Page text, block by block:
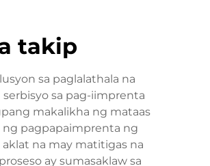
takip
sa paglalathala na
sa pag-iimprenta
makalikha ng mataas
ng pagpapaimprenta ng
na may matitigas na
ay sumasaklaw sa